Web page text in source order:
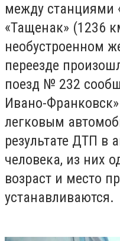
между станциями
«Тащенак» (1236
необустроенном
переезде
поезд № 232
Ивано-
легковым
результате ДТП в
человека, из них
возраст и место
устанавливаются.